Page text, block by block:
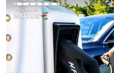
Di:Flavio Atzori
4 Apr 2021 alle08:00